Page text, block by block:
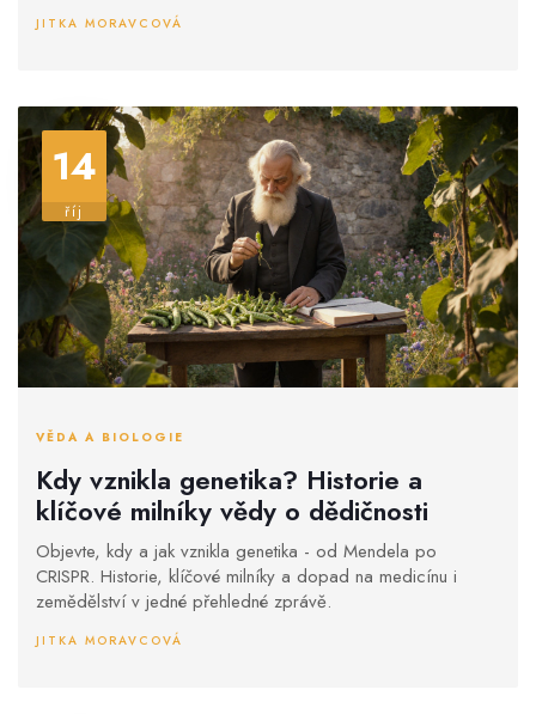
JITKA MORAVCOVÁ
14
říj
VĚDA A BIOLOGIE
Kdy vznikla genetika? Historie a
klíčové milníky vědy o dědičnosti
Objevte, kdy a jak vznikla genetika - od Mendela po
CRISPR. Historie, klíčové milníky a dopad na medicínu i
zemědělství v jedné přehledné zprávě.
JITKA MORAVCOVÁ